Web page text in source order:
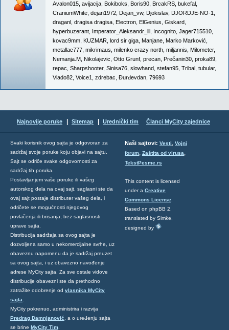
Avalon015 avijacija Bokiboks Boris90 BrcakRS bukefal
CraniumWhite dejan1972 Dejan_vw, Djokislav, DJORDJE-NO-1
draganl dragisa dragisa Electron ElGenius Giskard
hyperbuzerant Imperator_Aleksandr_lll Incognito Jager715510
kovac9mm KUZMAR lord sir giga Manjane Marko Marković
metallac777 mikrimaus milenko crazy north miljannis Milometer,
Nemanja.M Nikolajevic Otto Grunf precan Prečanin30 proka89
repac Sharpshooter, Sinisa76 slowhand stefan95 Tribal tubular,
Vlado82 Voice1 zdrebac Đurđevdan 79693
Najnovije poruke Sitemap Urednički tim Članci MyCity zajednice
Svaki korisnik ovog sajta je odgovoran za
sadržaj svoje poruke koju objavi na sajtu.
Sajt se odriče svake odgovornosti za
sadržaj tih poruka.
Postavljanjem vaše poruke ili vašeg
autorskog dela na ovaj sajt, saglasni ste da
ovaj sajt postaje distributer vašeg dela, i
odričete se mogućnosti njegovog
povlačenja ili brisanja, bez saglasnosti
uprave sajta.
Distribucija sadržaja sa ovog sajta je
dozvoljena samo u nekomercijalne svrhe, uz
obaveznu napomenu da je sadržaj preuzet
sa ovog sajta, i uz obavezno navođenje
adrese MyCity sajta. Za sve ostale vidove
distribucije obavezni ste da prethodno
zatražite odobrenje od vlasnika MyCity
sajta
MyCity pokrenuo, administrira i razvija
Predrag Damnjanović , a o uređenju sajta
se brine MyCity Tim
Naši sajtovi: Vesti, Vojni
forum, Zaštita od virusa,
TekstPesme.rs
This content is licensed
under a Creative
Commons License
Based on phpBB 2,
translated by Simke,
designed by